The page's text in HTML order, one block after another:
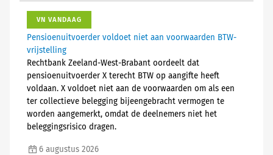
VN VANDAAG
Pensioenuitvoerder voldoet niet aan voorwaarden BTW-
vrijstelling
Rechtbank Zeeland-West-Brabant oordeelt dat
pensioenuitvoerder X terecht BTW op aangifte heeft
voldaan. X voldoet niet aan de voorwaarden om als een
ter collectieve belegging bijeengebracht vermogen te
worden aangemerkt, omdat de deelnemers niet het
beleggingsrisico dragen.
6 augustus 2026